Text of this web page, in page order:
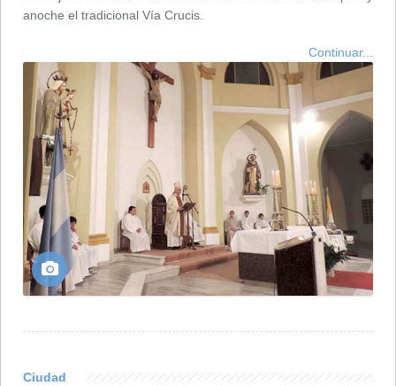
anoche el tradicional Vía Crucis.
Continuar...
Ciudad